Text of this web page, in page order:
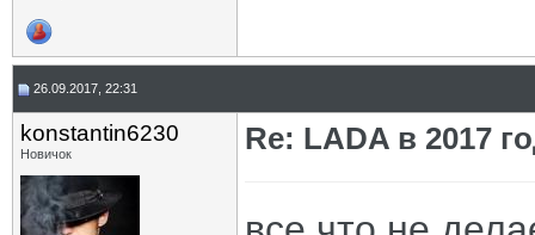
26.09.2017, 22:31
konstantin6230
Новичок Re: LADA в 2017